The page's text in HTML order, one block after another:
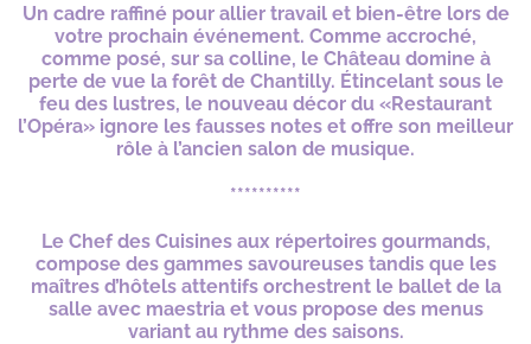
Un cadre raffiné pour allier travail et bien-être lors de
votre prochain événement. Comme accroché,
comme posé, sur sa colline, le Château domine à
perte de vue la forêt de Chantilly. Étincelant sous le
feu des lustres, le nouveau décor du «Restaurant
l’Opéra» ignore les fausses notes et offre son meilleur
rôle à l’ancien salon de musique.
**********
Le Chef des Cuisines aux répertoires gourmands,
compose des gammes savoureuses tandis que les
maîtres d’hôtels attentifs orchestrent le ballet de la
salle avec maestria et vous propose des menus
variant au rythme des saisons.